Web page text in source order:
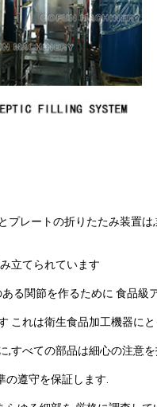
レートの折りたたみ装置
立てられています
る関節を作るために 食品級
これは衛生食品加工機器に
すべての部品は細心の注意
の遵守を保証します.